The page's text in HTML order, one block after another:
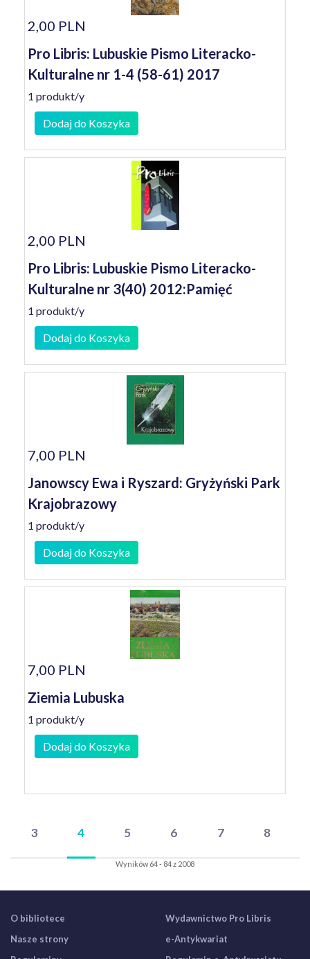
2,00 PLN
Pro Libris: Lubuskie Pismo Literacko-
Kulturalne nr 1-4 (58-61) 2017
1 produkt/y
Dodaj do Koszyka
2,00 PLN
Pro Libris: Lubuskie Pismo Literacko-
Kulturalne nr 3(40) 2012:Pamięć
1 produkt/y
Dodaj do Koszyka
7,00 PLN
Janowscy Ewa i Ryszard: Gryżyński Park
Krajobrazowy
1 produkt/y
Dodaj do Koszyka
7,00 PLN
Ziemia Lubuska
1 produkt/y
Dodaj do Koszyka
3 4 5 6 7 8
Wyników 64 - 84 z 2008
O bibliotece
Nasze strony
Wydawnictwo Pro Libris
e-Antykwariat